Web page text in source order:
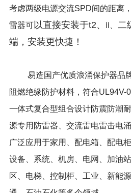
考虑两级电源交流SPD间的距离，
雷器可以直接安装于t2、 ii、 二
端，安装更快捷！
易造国产优质浪涌保护器品
阻燃绝缘防护材料，符合UL94V-
一体式复合型组合设计防震防潮
源专用防雷器、交流雷电雷击电
广泛应用于家用、配电箱、配电
设备、系统、机房、电网、加油
区、电梯、控制柜、工业、新能